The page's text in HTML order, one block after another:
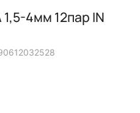
4мм 12пар IN